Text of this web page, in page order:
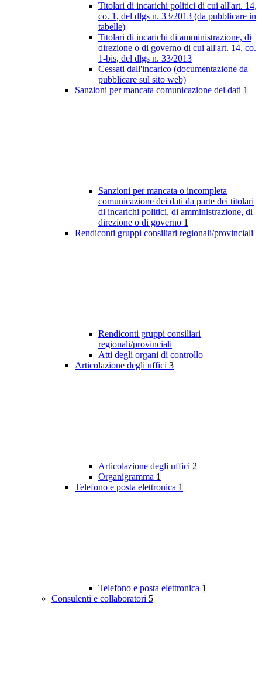
Titolari di incarichi politici di cui all'art. 14,
co. 1, del dlgs n. 33/2013 (da pubblicare in
tabelle)
Titolari di incarichi di amministrazione, di
direzione o di governo di cui all'art. 14, co.
1-bis, del dlgs n. 33/2013
Cessati dall'incarico (documentazione da
pubblicare sul sito web)
Sanzioni per mancata comunicazione dei dati 1
Sanzioni per mancata o incompleta
comunicazione dei dati da parte dei titolari
di incarichi politici, di amministrazione, di
direzione o di governo 1
Rendiconti gruppi consiliari regionali/provinciali
Rendiconti gruppi consiliari
regionali/provinciali
Atti degli organi di controllo
Articolazione degli uffici 3
Articolazione degli uffici 2
Organigramma 1
Telefono e posta elettronica 1
Telefono e posta elettronica 1
Consulenti e collaboratori 5